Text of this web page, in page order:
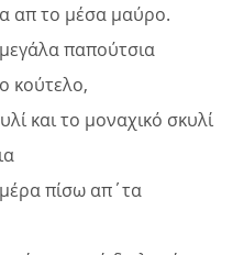
απ το μέσα μαύρο.
παπούτσια
κούτελο,
και το μοναχικό σκυλί
πίσω απ΄τα